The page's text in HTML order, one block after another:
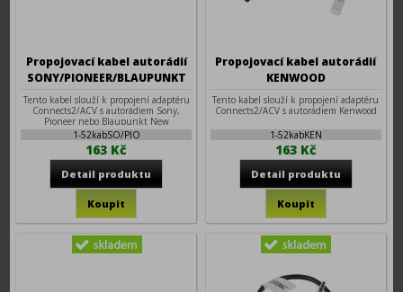
Propojovací kabel autorádií
SONY/PIONEER/BLAUPUNKT
Tento kabel slouží k propojení adaptéru
Connects2/ACV s autorádiem Sony,
Pioneer nebo Blaupunkt New
1-52kabSO/PIO
163 Kč
Propojovací kabel autorádií
KENWOOD
Tento kabel slouží k propojení adaptéru
Connects2/ACV s autorádiem Kenwood
1-52kabKEN
163 Kč